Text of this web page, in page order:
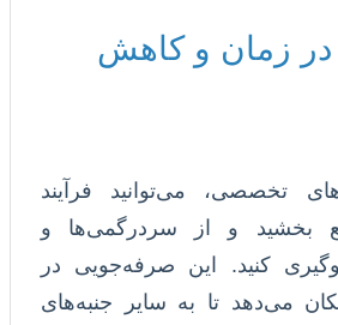
زمان و کاهش
تخصصی، می‌توانید فرآیند
بخشید و از سردرگمی‌ها و
کنید. این صرفه‌جویی در
می‌دهد تا به سایر جنبه‌های